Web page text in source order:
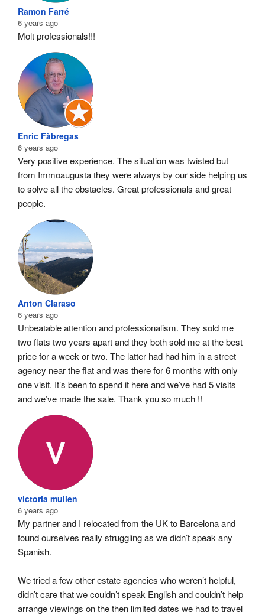
Ramon Farré
6 years ago
Molt professionals!!!
Enric Fàbregas
6 years ago
Very positive experience. The situation was twisted but
from Immoaugusta they were always by our side helping us
to solve all the obstacles. Great professionals and great
people.
Anton Claraso
6 years ago
Unbeatable attention and professionalism. They sold me
two flats two years apart and they both sold me at the best
price for a week or two. The latter had had him in a street
agency near the flat and was there for 6 months with only
one visit. It’s been to spend it here and we’ve had 5 visits
and we’ve made the sale. Thank you so much !!
victoria mullen
6 years ago
My partner and I relocated from the UK to Barcelona and
found ourselves really struggling as we didn’t speak any
Spanish.
We tried a few other estate agencies who weren’t helpful,
didn’t care that we couldn’t speak English and couldn’t help
arrange viewings on the then limited dates we had to travel